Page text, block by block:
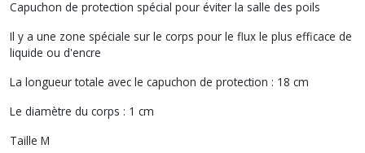
Capuchon de protection spécial pour éviter la salle des poils
Il y a une zone spéciale sur le corps pour le flux le plus efficace de
liquide ou d'encre
La longueur totale avec le capuchon de protection : 18 cm
Le diamètre du corps : 1 cm
Taille M